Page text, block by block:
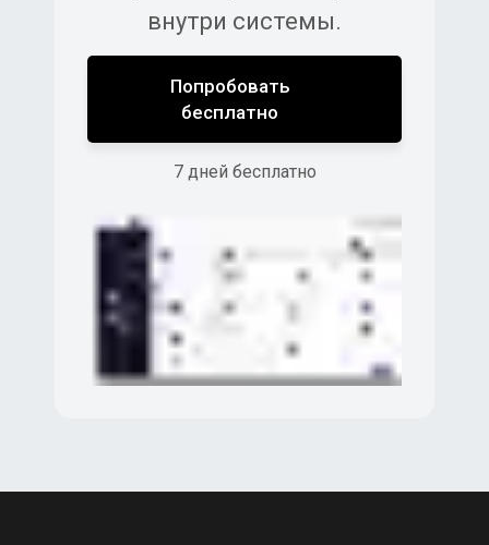
внутри системы.
Попробовать
бесплатно
7 дней бесплатно